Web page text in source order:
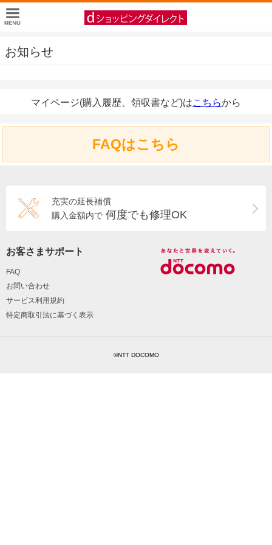
お知らせ
マイページ(購入履歴、領収書など)はこちらから
FAQはこちら
充実の延長補償
購入金額内で 何度でも修理OK
お客さまサポート
FAQ
お問い合わせ
サービス利用規約
特定商取引法に基づく表示
©NTT DOCOMO